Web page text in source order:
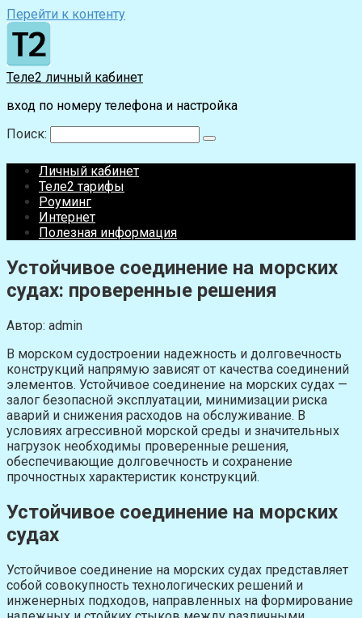
Перейти к контенту
Теле2 личный кабинет
вход по номеру телефона и настройка
Поиск:
Личный кабинет
Теле2 тарифы
Роуминг
Интернет
Полезная информация
Устойчивое соединение на морских
судах: проверенные решения
Автор: admin
В морском судостроении надежность и долговечность
конструкций напрямую зависят от качества соединений
элементов. Устойчивое соединение на морских судах —
залог безопасной эксплуатации, минимизации риска
аварий и снижения расходов на обслуживание. В
условиях агрессивной морской среды и значительных
нагрузок необходимы проверенные решения,
обеспечивающие долговечность и сохранение
прочностных характеристик конструкций.
Устойчивое соединение на морских
судах
Устойчивое соединение на морских судах представляет
собой совокупность технологических решений и
инженерных подходов, направленных на формирование